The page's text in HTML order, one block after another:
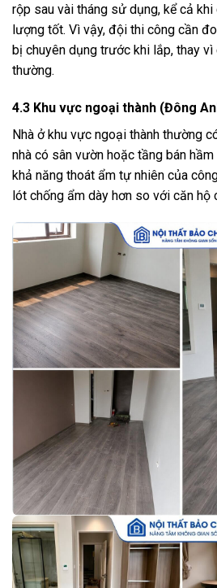
rộp sau vài tháng sử dụng, kể cả
lượng tốt. Vì vậy, đội thi công cần
bị chuyên dụng trước khi lắp, thay
thường.
4.3 Khu vực ngoại thành (Đông
Nhà ở khu vực ngoại thành thường
nhà có sân vườn hoặc tầng bán
khả năng thoát ẩm tự nhiên của
lót chống ẩm dày hơn so với căn hộ